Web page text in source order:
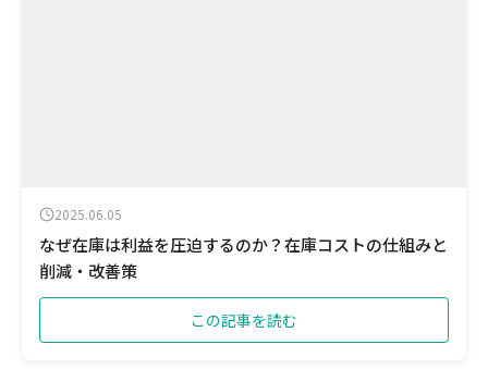
2025.06.05
なぜ在庫は利益を圧迫するのか？在庫コストの仕組みと
削減・改善策
この記事を読む